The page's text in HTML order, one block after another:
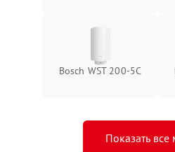
Bosch WST 200-5C
Показать все